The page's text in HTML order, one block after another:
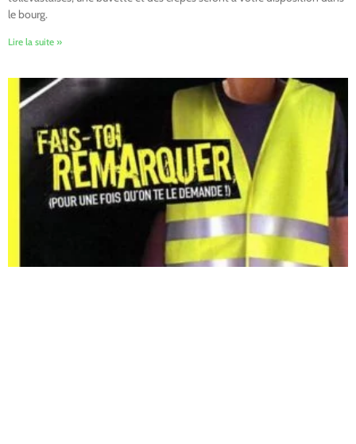
le bourg.
Lire la suite »